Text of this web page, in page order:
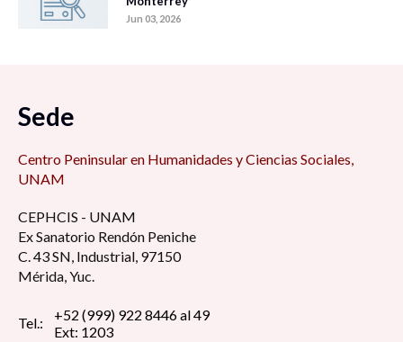
Jun 03, 2026
Sede
Centro Peninsular en Humanidades y Ciencias Sociales,
UNAM
CEPHCIS - UNAM
Ex Sanatorio Rendón Peniche
C. 43 SN, Industrial, 97150
Mérida, Yuc.
Tel.:
+52 (999) 922 8446 al 49
Ext: 1203